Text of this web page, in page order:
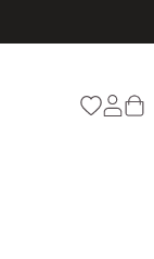
Favorilerim